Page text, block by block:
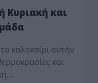
Κυριακή και
καλοκαίρι αυτήν
και